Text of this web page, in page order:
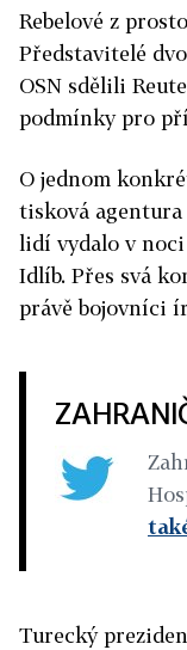
Rebelové z
Představitelé
OSN sdělili
podmínky pro
O jednom
tisková
lidí vydalo v noci
Idlíb. Přes svá
právě bojovníci
Turecký